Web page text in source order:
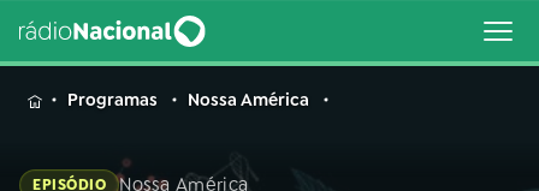
MENUProgramas Nossa América
EPISÓDIO Nossa América